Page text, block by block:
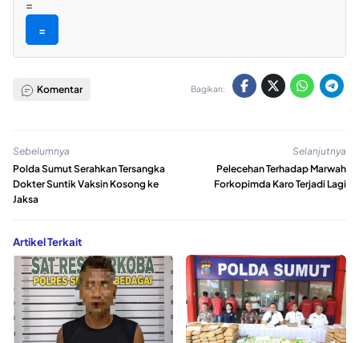
=
=
Komentar Bagikan:
Sebelumnya
Polda Sumut Serahkan Tersangka
Dokter Suntik Vaksin Kosong ke
Jaksa
Selanjutnya
Pelecehan Terhadap Marwah
Forkopimda Karo Terjadi Lagi
Artikel Terkait